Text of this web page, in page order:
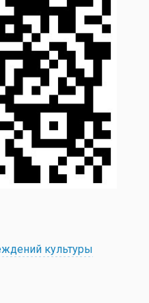
культуры